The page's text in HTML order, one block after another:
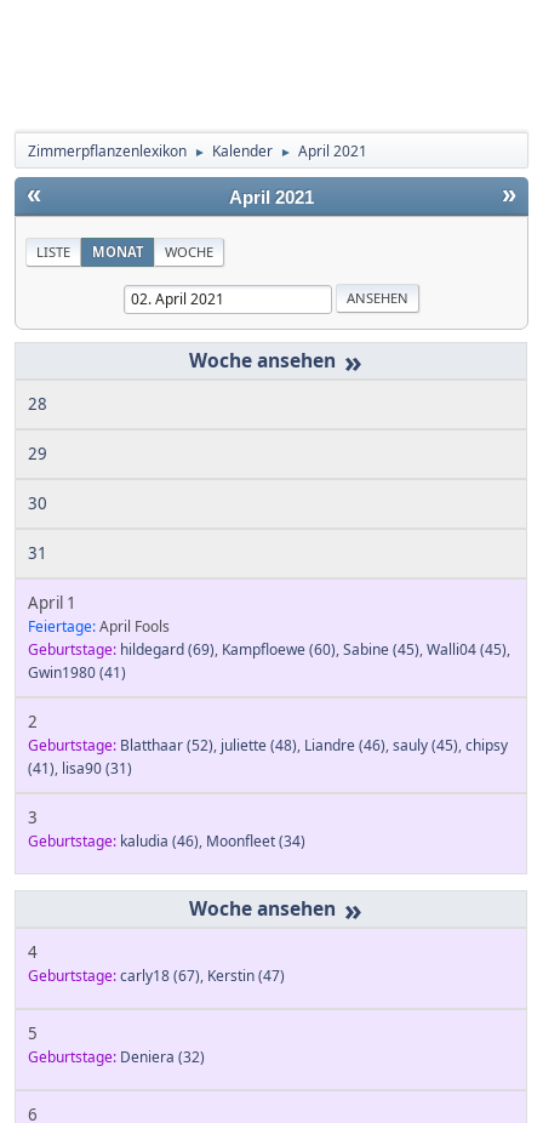
Zimmerpflanzenlexikon ► Kalender ► April 2021
« »
April 2021
LISTE MONAT WOCHE
»
28
29
30
31
April 1
Feiertage:April Fools
Geburtstage: hildegard(69), Kampfloewe(60),Sabine(45),Walli04(45),
Gwin1980(41)
2
Geburtstage: Blatthaar(52), juliette(48), Liandre(46),sauly(45),chipsy
(41), lisa90(31)
3
Geburtstage: kaludia (46), Moonfleet(34)
»
4
Geburtstage:carly18(67), Kerstin(47)
5
Geburtstage: Deniera (32)
6